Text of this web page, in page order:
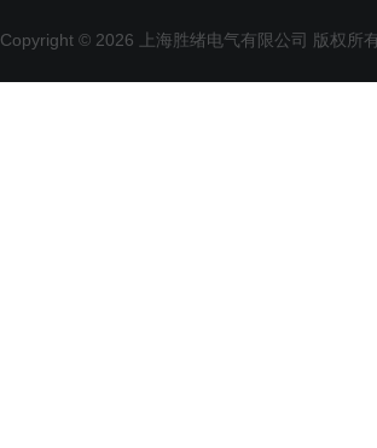
Copyright © 2026 上海胜绪电气有限公司 版权所